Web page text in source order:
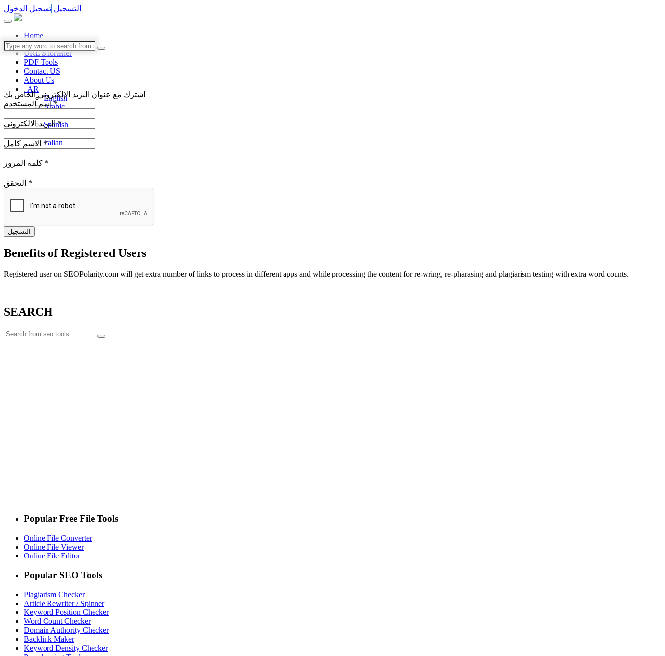
التسجيل تسجيل الدخول
Home
Blog
URL Shortener
PDF Tools
Contact US
About Us
AR
English
Arabic
Spanish
Italian
Portuguese
اشترك مع عنوان البريد الإلكتروني الخاص بك
اسم المستخدم *
البريد الالكتروني *
الاسم كامل *
كلمة المرور *
التحقق *
التسجيل
Benefits of Registered Users
Registered user on SEOPolarity.com will get extra number of links to process in different apps and while processing the content for re-wring, re-pharasing and plagiarism testing with extra word counts.
SEARCH
Popular Free File Tools
Online File Converter
Online File Viewer
Online File Editor
Popular SEO Tools
Plagiarism Checker
Article Rewriter / Spinner
Keyword Position Checker
Word Count Checker
Domain Authority Checker
Backlink Maker
Keyword Density Checker